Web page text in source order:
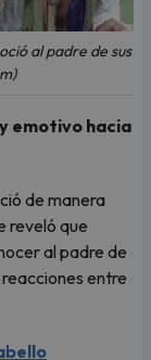
al padre de sus
emotivo hacia
de manera
reveló que
al padre de
entre